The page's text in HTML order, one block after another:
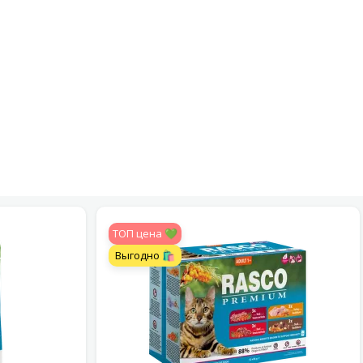
TOП цена 💚
Выгодно 🛍️